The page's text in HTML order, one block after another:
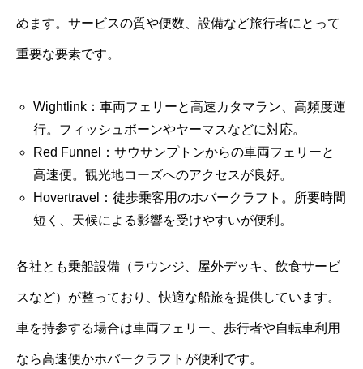
めます。サービスの質や便数、設備など旅行者にとって
重要な要素です。
Wightlink：車両フェリーと高速カタマラン、高頻度運
行。フィッシュボーンやヤーマスなどに対応。
Red Funnel：サウサンプトンからの車両フェリーと
高速便。観光地コーズへのアクセスが良好。
Hovertravel：徒歩乗客用のホバークラフト。所要時間
短く、天候による影響を受けやすいが便利。
各社とも乗船設備（ラウンジ、屋外デッキ、飲食サービ
スなど）が整っており、快適な船旅を提供しています。
車を持参する場合は車両フェリー、歩行者や自転車利用
なら高速便かホバークラフトが便利です。